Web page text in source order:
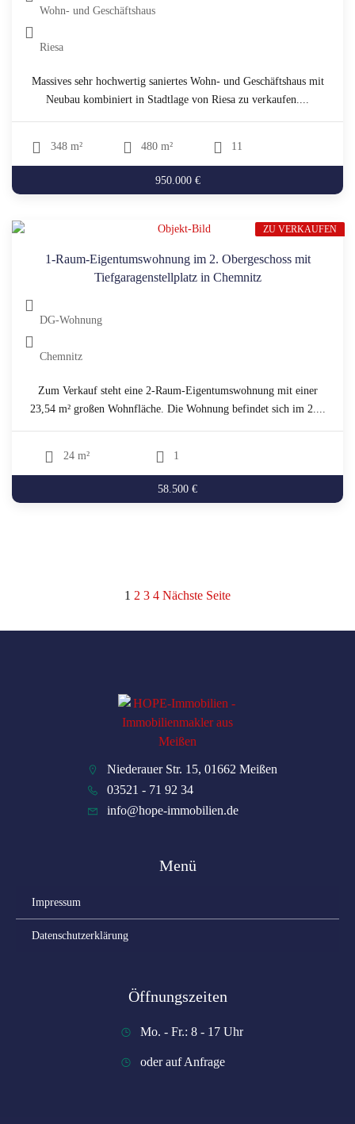
Wohn- und Geschäftshaus
Riesa
Massives sehr hochwertig saniertes Wohn- und Geschäftshaus mit
Neubau kombiniert in Stadtlage von Riesa zu verkaufen....
348 m² 480 m² 11
950.000 €
1-Raum-Eigentumswohnung im 2. Obergeschoss mit
Tiefgaragenstellplatz in Chemnitz
DG-Wohnung
Chemnitz
Zum Verkauf steht eine 2-Raum-Eigentumswohnung mit einer
23,54 m² großen Wohnfläche. Die Wohnung befindet sich im 2....
24 m² 1
58.500 €
ZU VERKAUFEN
Seitennummerierung
der
1 2 3 4 Nächste Seite
Niederauer Str. 15, 01662 Meißen
03521 - 71 92 34
info@hope-immobilien.de
Menü
Impressum
Datenschutzerklärung
Öffnungszeiten
Mo. - Fr.: 8 - 17 Uhr
oder auf Anfrage